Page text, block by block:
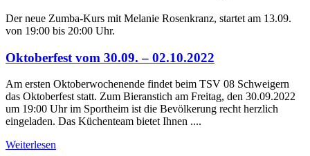
Der neue Zumba-Kurs mit Melanie Rosenkranz, startet am 13.09.
von 19:00 bis 20:00 Uhr.
Oktoberfest vom 30.09. – 02.10.2022
Am ersten Oktoberwochenende findet beim TSV 08 Schweigern
das Oktoberfest statt. Zum Bieranstich am Freitag, den 30.09.2022
um 19:00 Uhr im Sportheim ist die Bevölkerung recht herzlich
eingeladen. Das Küchenteam bietet Ihnen ....
Weiterlesen